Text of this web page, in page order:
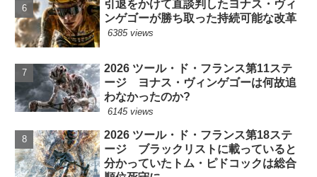
引退をかけて直談判したヨナス・ヴィ
ンゲゴーが勝ち取った持続可能な改革
6385 views
2026 ツール・ド・フランス第11ステ
ージ ヨナス・ヴィンゲゴーは何故追
わなかったのか?
6145 views
2026 ツール・ド・フランス第18ステ
ージ ブラックリストに載っていると
分かっていたトム・ピドコックは総合